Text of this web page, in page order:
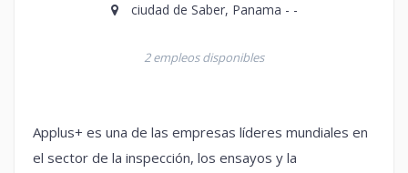
ciudad de Saber, Panama - -
2 empleos disponibles
Applus+ es una de las empresas líderes mundiales en
el sector de la inspección, los ensayos y la